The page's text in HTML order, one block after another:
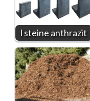
l steine anthrazit